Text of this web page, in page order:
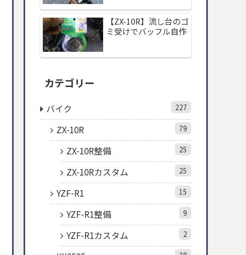
【ZX-10R】流し台のゴ
ミ受けでバッフル自作
カテゴリー
バイク 227
ZX-10R 79
ZX-10R整備 25
ZX-10Rカスタム 25
YZF-R1 15
YZF-R1整備 9
YZF-R1カスタム 2